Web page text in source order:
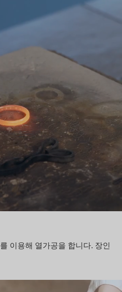
이용해 열가공을 합니다. 장인